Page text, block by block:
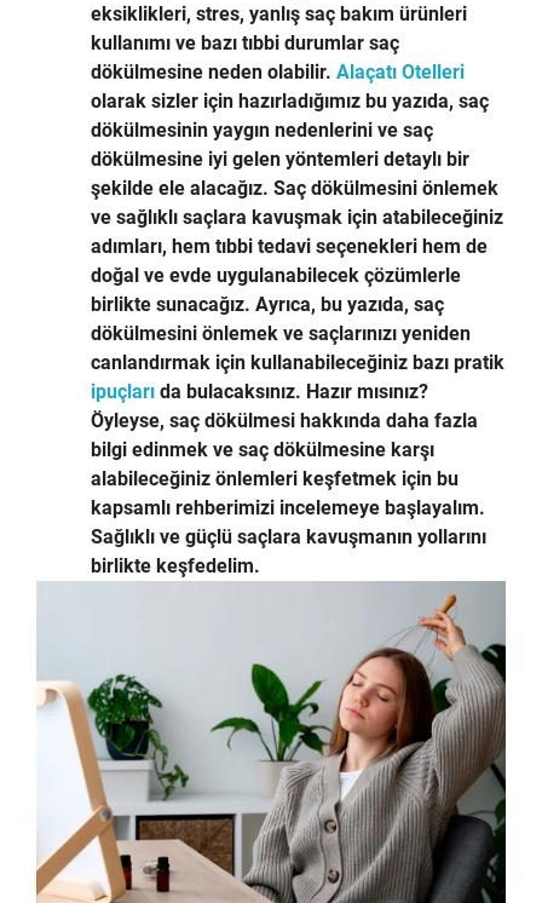
eksiklikleri, stres, yanlış saç bakım ürünleri
kullanımı ve bazı tıbbi durumlar saç
dökülmesine neden olabilir. Alaçatı Otelleri
olarak sizler için hazırladığımız bu yazıda, saç
dökülmesinin yaygın nedenlerini ve saç
dökülmesine iyi gelen yöntemleri detaylı bir
şekilde ele alacağız. Saç dökülmesini önlemek
ve sağlıklı saçlara kavuşmak için atabileceğiniz
adımları, hem tıbbi tedavi seçenekleri hem de
doğal ve evde uygulanabilecek çözümlerle
birlikte sunacağız. Ayrıca, bu yazıda, saç
dökülmesini önlemek ve saçlarınızı yeniden
canlandırmak için kullanabileceğiniz bazı pratik
ipuçları da bulacaksınız. Hazır mısınız?
Öyleyse, saç dökülmesi hakkında daha fazla
bilgi edinmek ve saç dökülmesine karşı
alabileceğiniz önlemleri keşfetmek için bu
kapsamlı rehberimizi incelemeye başlayalım.
Sağlıklı ve güçlü saçlara kavuşmanın yollarını
birlikte keşfedelim.